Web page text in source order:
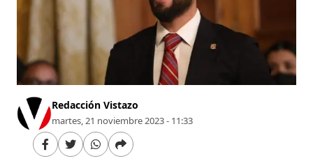
Redacción Vistazo
martes, 21 noviembre 2023 - 11:33